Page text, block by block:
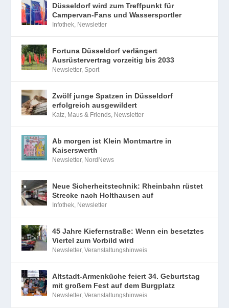
Düsseldorf wird zum Treffpunkt für
Campervan-Fans und Wassersportler
Infothek, Newsletter
Fortuna Düsseldorf verlängert
Ausrüstervertrag vorzeitig bis 2033
Newsletter,Sport
Zwölf junge Spatzen in Düsseldorf
erfolgreich ausgewildert
Katz, Maus & Friends, Newsletter
Ab morgen ist Klein Montmartre in
Kaiserswerth
Newsletter, NordNews
Neue Sicherheitstechnik: Rheinbahn rüstet
Strecke nach Holthausen auf
Infothek, Newsletter
45 Jahre Kiefernstraße: Wenn ein besetztes
Viertel zum Vorbild wird
Newsletter,Veranstaltungshinweis
Altstadt-Armenküche feiert 34. Geburtstag
mit großem Fest auf dem Burgplatz
Newsletter,Veranstaltungshinweis